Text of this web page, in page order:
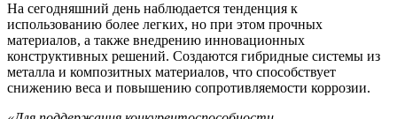
На сегодняшний день наблюдается тенденция к
использованию более легких, но при этом прочных
материалов, а также внедрению инновационных
конструктивных решений. Создаются гибридные системы из
металла и композитных материалов, что способствует
снижению веса и повышению сопротивляемости коррозии.